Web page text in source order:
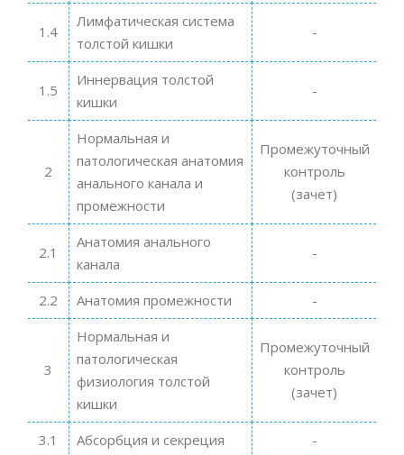
1.4
Лимфатическая система
толстой кишки
-
1.5
Иннервация толстой
кишки
-
2
Нормальная и
патологическая анатомия
анального канала и
промежности
Промежуточный
контроль
(зачет)
2.1
Анатомия анального
канала
-
2.2 Анатомия промежности -
3
Нормальная и
патологическая
физиология толстой
кишки
Промежуточный
контроль
(зачет)
3.1 Абсорбция и секреция
-